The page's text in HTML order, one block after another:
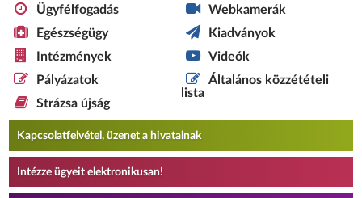
Ügyfélfogadás
Egészségügy
Intézmények
Pályázatok
Strázsa újság
Webkamerák
Kiadványok
Videók
Általános közzétételi
lista
Kapcsolatfelvétel, üzenet a hivatalnak
Intézze ügyeit elektronikusan!